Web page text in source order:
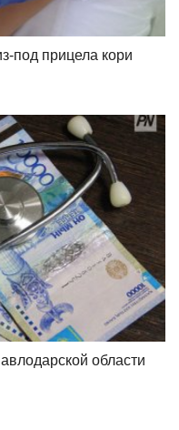
под прицела кори
области